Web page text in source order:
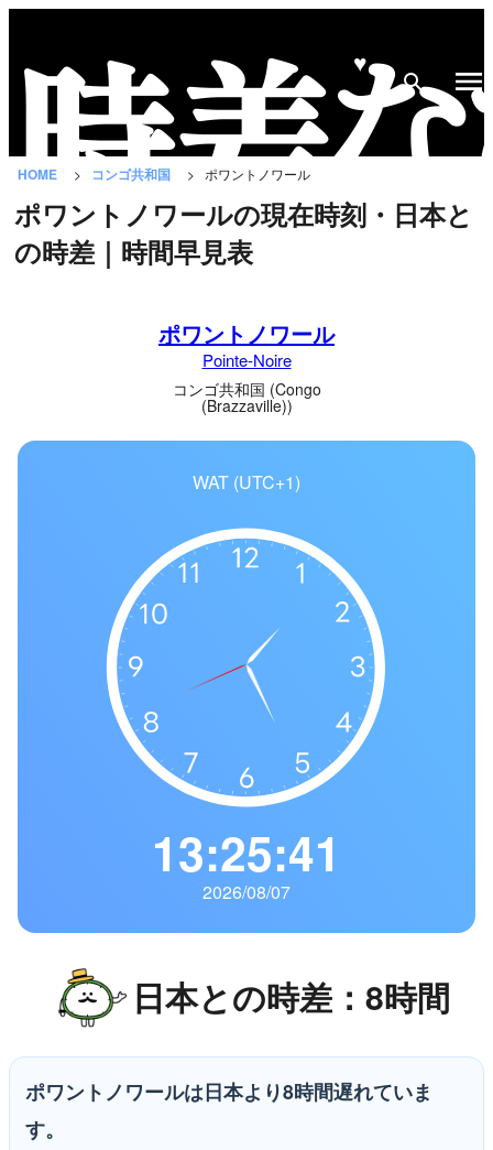
♥
HOME コンゴ共和国 ポワントノワール
ポワントノワールの現在時刻・日本と
の時差｜時間早見表
ポワントノワール
Pointe-Noire
コンゴ共和国 (Congo
(Brazzaville))
WAT (UTC+1)
13:25:42
2026/08/07
日本との時差：8時間
ポワントノワールは日本より8時間遅れていま
す。
な
と
は？
都